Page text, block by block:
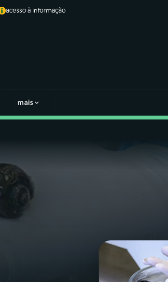
acesso à informação
mais